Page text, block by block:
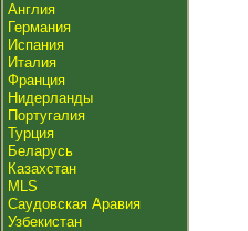
Англия
Германия
Испания
Италия
Франция
Нидерланды
Португалия
Турция
Беларусь
Казахстан
MLS
Саудовская Аравия
Узбекистан